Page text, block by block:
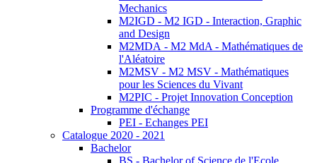
Mechanics
M2IGD - M2 IGD - Interaction, Graphic
and Design
M2MDA - M2 MdA - Mathématiques de
l'Aléatoire
M2MSV - M2 MSV - Mathématiques
pour les Sciences du Vivant
M2PIC - Projet Innovation Conception
Programme d'échange
PEI - Echanges PEI
Catalogue 2020 - 2021
Bachelor
BS - Bachelor of Science de l'Ecole